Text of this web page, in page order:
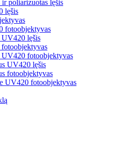
ir poliarizuotas lęšis
lęšis
fotoobjektyvas
lęšis
fotoobjektyvas
UV420 lęšis
fotoobjektyvas
UV420 fotoobjektyvas